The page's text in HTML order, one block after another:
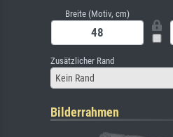
Breite (Motiv, cm)
Zusätzlicher Rand
Kein Rand
Bilderrahmen